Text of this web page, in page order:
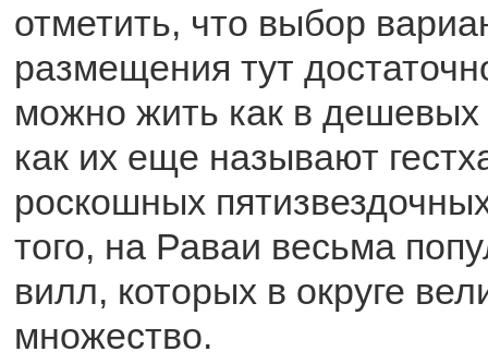
отметить, что выбор
размещения тут
можно жить как в дешевых
как их еще называют
роскошных
того, на Раваи весьма
вилл, которых в округе
множество.